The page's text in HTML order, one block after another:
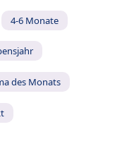
4-6 Monate
des Monats